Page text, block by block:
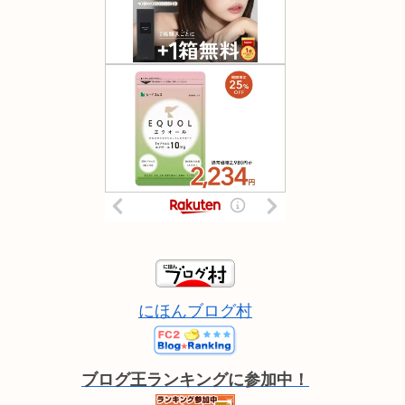
にほんブログ村
ブログ王ランキングに参加中！